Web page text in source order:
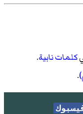
كلمات نابية.
.